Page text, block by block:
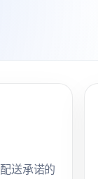
送承诺的